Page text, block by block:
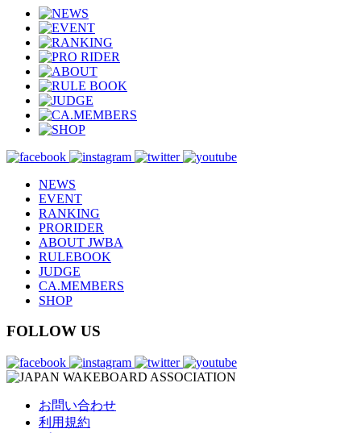
NEWS
EVENT
RANKING
PRORIDER
ABOUT JWBA
RULEBOOK
JUDGE
CA.MEMBERS
SHOP
FOLLOW US
お問い合わせ
利用規約